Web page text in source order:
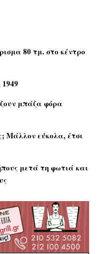
80 τμ. στο κέντρο
μπάζα φόρα
Μάλλον εύκολα, έτσι
μετά τη φωτιά και